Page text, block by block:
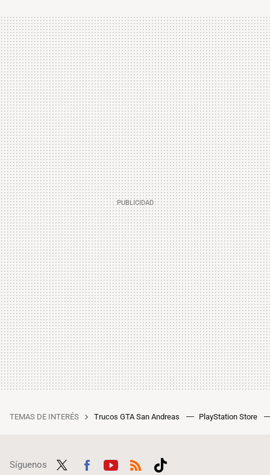
TEMAS DE INTERÉS Trucos GTA San Andreas PlayStation Store
Síguenos